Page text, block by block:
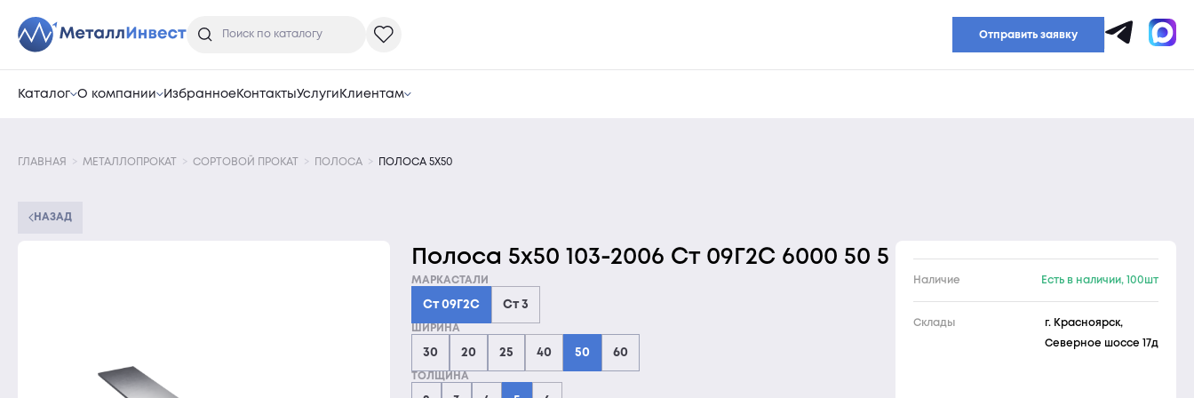
Отправить заявку
Каталог О компании ИзбранноеКонтактыУслуги Клиентам
ГЛАВНАЯ МЕТАЛЛОПРОКАТ СОРТОВОЙ ПРОКАТ ПОЛОСА ПОЛОСА 5Х50
НАЗАД
Полоса 5х50 103-2006 Ст 09Г2С 6000 50 5
МАРКАСТАЛИ
Ст 09Г2С Ст 3
ШИРИНА
30 20 25 40 50 60
ТОЛЩИНА
Наличие Есть в наличии, 100шт
Склады г. Красноярск,
Северное шоссе 17д